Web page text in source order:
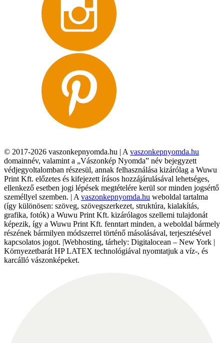
© 2017-2026 vaszonkepnyomda.hu | A vaszonkepnyomda.hu
domainnév, valamint a „Vászonkép Nyomda” név bejegyzett
védjegyoltalomban részesül, annak felhasználása kizárólag a Wuwu
Print Kft. előzetes és kifejezett írásos hozzájárulásával lehetséges,
ellenkező esetben jogi lépések megtételére kerül sor minden jogsértő
személlyel szemben. | A vaszonkepnyomda.hu weboldal tartalma
(így különösen: szöveg, szövegszerkezet, struktúra, kialakítás,
grafika, fotók) a Wuwu Print Kft. kizárólagos szellemi tulajdonát
képezik, így a Wuwu Print Kft. fenntart minden, a weboldal bármely
részének bármilyen módszerrel történő másolásával, terjesztésével
kapcsolatos jogot. |Webhosting, tárhely: Digitalocean – New York |
Környezetbarát HP LATEX technológiával nyomtatjuk a víz-, és
karcálló vászonképeket.